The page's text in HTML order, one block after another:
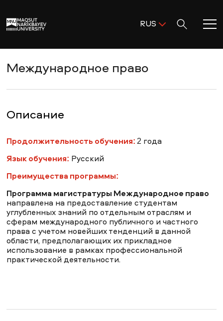
RUS
RUS
Главная
Академическая деятельность
Исследования и наука
Поступление и помощь
Жизнь в MNU
ENG KAZ RUS
Международное право
Описание
Продолжительность обучения:2 года
Язык обучения: Русский
Преимущества программы:
Программа магистратуры Международное право
направлена на предоставление студентам
углубленных знаний по отдельным отраслям и
сферам международного публичного и частного
права с учетом новейших тенденций в данной
области, предполагающих их прикладное
использование в рамках профессиональной
практической деятельности.